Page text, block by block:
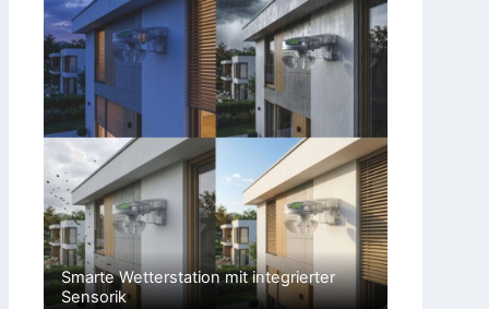
Smarte Wetterstation mit integrierter
Sensorik